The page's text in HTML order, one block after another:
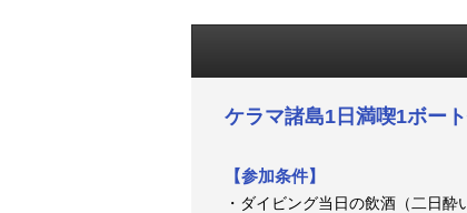
ケラマ諸島1日満喫1ボー
【参加条件】
・ダイビング当日の飲酒（二日酔